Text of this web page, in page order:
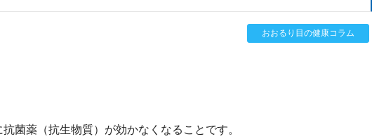
おおるり目の健康コラム
菌薬（抗生物質）が効かなくなることです。